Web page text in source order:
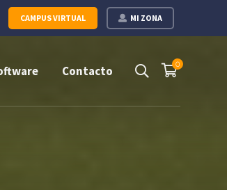
MI ZONA
CAMPUS VIRTUAL
0
Contacto